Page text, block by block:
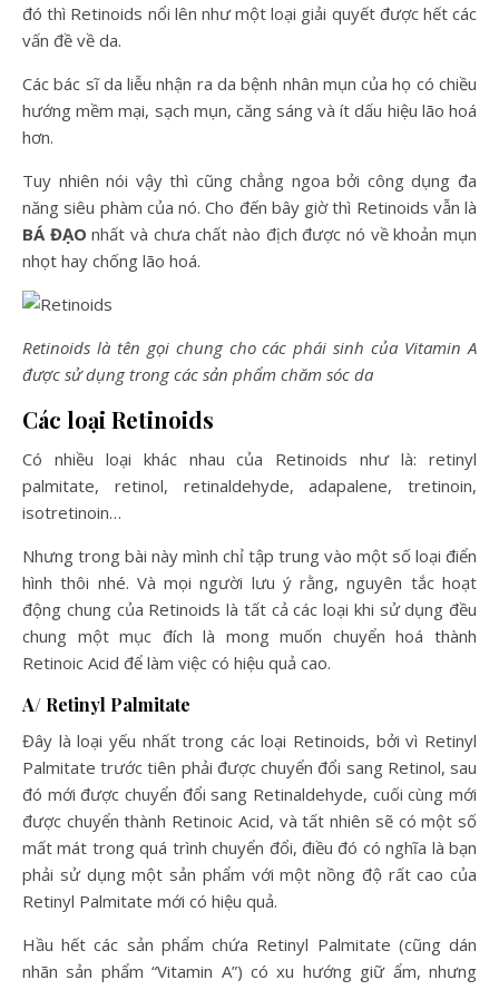
đó thì Retinoids nổi lên như một loại giải quyết được hết các
vấn đề về da.
Các bác sĩ da liễu nhận ra da bệnh nhân mụn của họ có chiều
hướng mềm mại, sạch mụn, căng sáng và ít dấu hiệu lão hoá
hơn.
Tuy nhiên nói vậy thì cũng chẳng ngoa bởi công dụng đa
năng siêu phàm của nó. Cho đến bây giờ thì Retinoids vẫn là
BÁ ĐẠO nhất và chưa chất nào địch được nó về khoản mụn
nhọt hay chống lão hoá.
Retinoids là tên gọi chung cho các phái sinh của Vitamin A
được sử dụng trong các sản phẩm chăm sóc da
Các loại Retinoids
Có nhiều loại khác nhau của Retinoids như là: retinyl
palmitate, retinol, retinaldehyde, adapalene, tretinoin,
isotretinoin…
Nhưng trong bài này mình chỉ tập trung vào một số loại điển
hình thôi nhé. Và mọi người lưu ý rằng, nguyên tắc hoạt
động chung của Retinoids là tất cả các loại khi sử dụng đều
chung một mục đích là mong muốn chuyển hoá thành
Retinoic Acid để làm việc có hiệu quả cao.
A/ Retinyl Palmitate
Đây là loại yếu nhất trong các loại Retinoids, bởi vì Retinyl
Palmitate trước tiên phải được chuyển đổi sang Retinol, sau
đó mới được chuyển đổi sang Retinaldehyde, cuối cùng mới
được chuyển thành Retinoic Acid, và tất nhiên sẽ có một số
mất mát trong quá trình chuyển đổi, điều đó có nghĩa là bạn
phải sử dụng một sản phẩm với một nồng độ rất cao của
Retinyl Palmitate mới có hiệu quả.
Hầu hết các sản phẩm chứa Retinyl Palmitate (cũng dán
nhãn sản phẩm “Vitamin A”) có xu hướng giữ ẩm, nhưng